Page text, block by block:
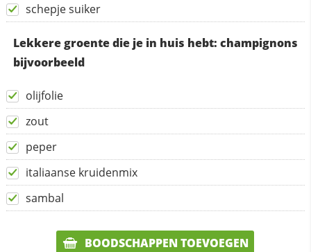
schepje suiker
Lekkere groente die je in huis hebt: champignons
bijvoorbeeld
olijfolie
zout
peper
italiaanse kruidenmix
sambal
BOODSCHAPPEN TOEVOEGEN